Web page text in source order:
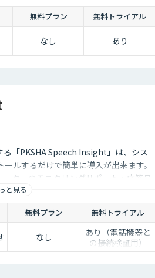
無料プラン 無料トライアル
なし あり
「PKSHA Speech Insight」は、シス
ルするだけで簡単に導入が出来ます。
ーターのモニタリングサポート・応答品
と見る
無料プラン 無料トライアル
なし
あり（電話機器と
の接続検証用）